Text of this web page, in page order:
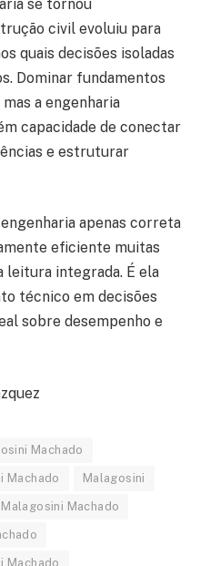
se tornou
civil evoluiu para
quais decisões isoladas
Dominar fundamentos
a engenharia
capacidade de conectar
e estruturar
apenas correta
eficiente muitas
leitura integrada. É ela
técnico em decisões
sobre desempenho e
Machado
Machado Malagosini
Machado
Machado